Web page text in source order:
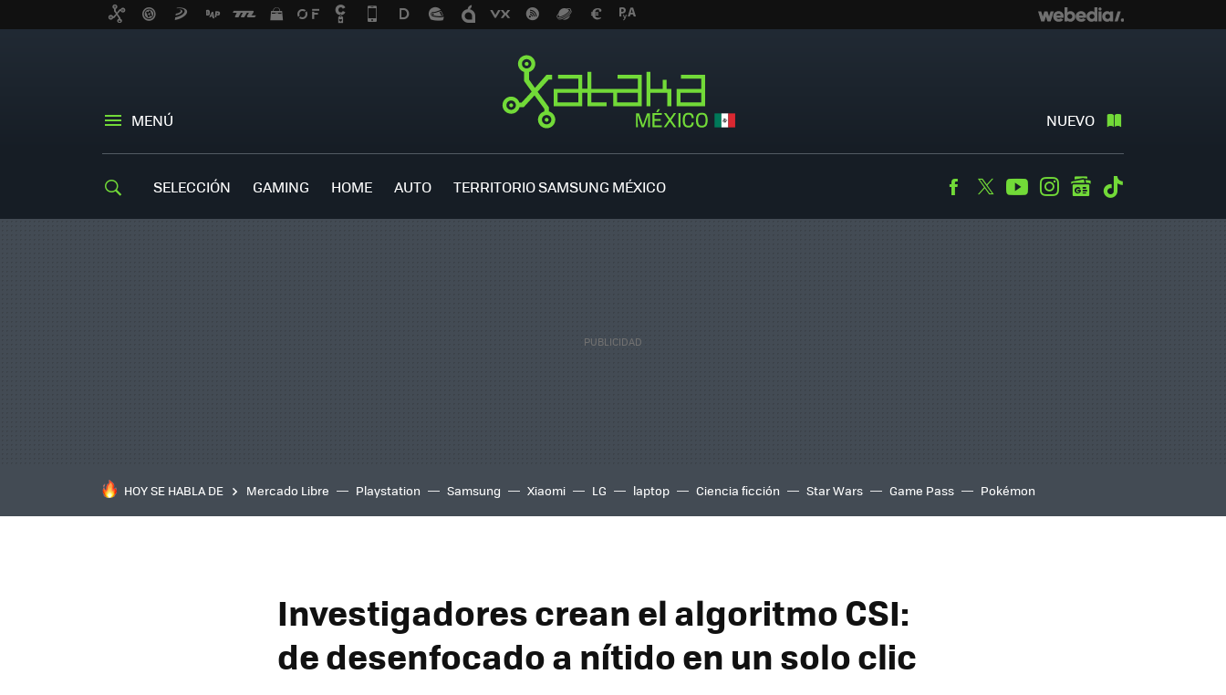
MENÚ NUEVO
SELECCIÓN GAMING HOME AUTO TERRITORIO SAMSUNG MÉXICO Facebook
TwitterYoutubeInstagramgooglenews
HOY SE HABLA DE Mercado Libre Playstation Samsung Xiaomi LG laptop Ciencia ficción Star Wars Game Pass Pokémon
Investigadores crean el algoritmo CSI:
de desenfocado a nítido en un solo clic